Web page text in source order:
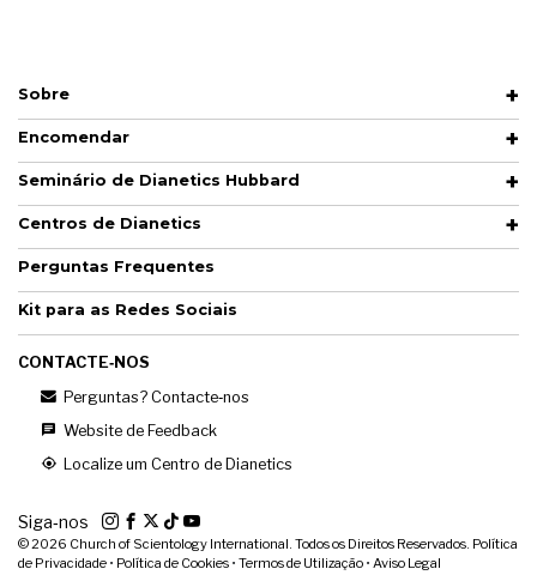
Sobre
Encomendar
Seminário de Dianetics Hubbard
Centros de Dianetics
Perguntas Frequentes
Kit para as Redes Sociais
CONTACTE‑NOS
Perguntas? Contacte‑nos
Website de Feedback
Localize um Centro de Dianetics
Siga‑nos
© 2026 Church of Scientology International. Todos os Direitos Reservados. Política
de Privacidade • Política de Cookies • Termos de Utilização • Aviso Legal